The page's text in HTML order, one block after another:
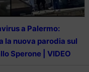
a Palermo:
la nuova parodia sul
Sperone | VIDEO